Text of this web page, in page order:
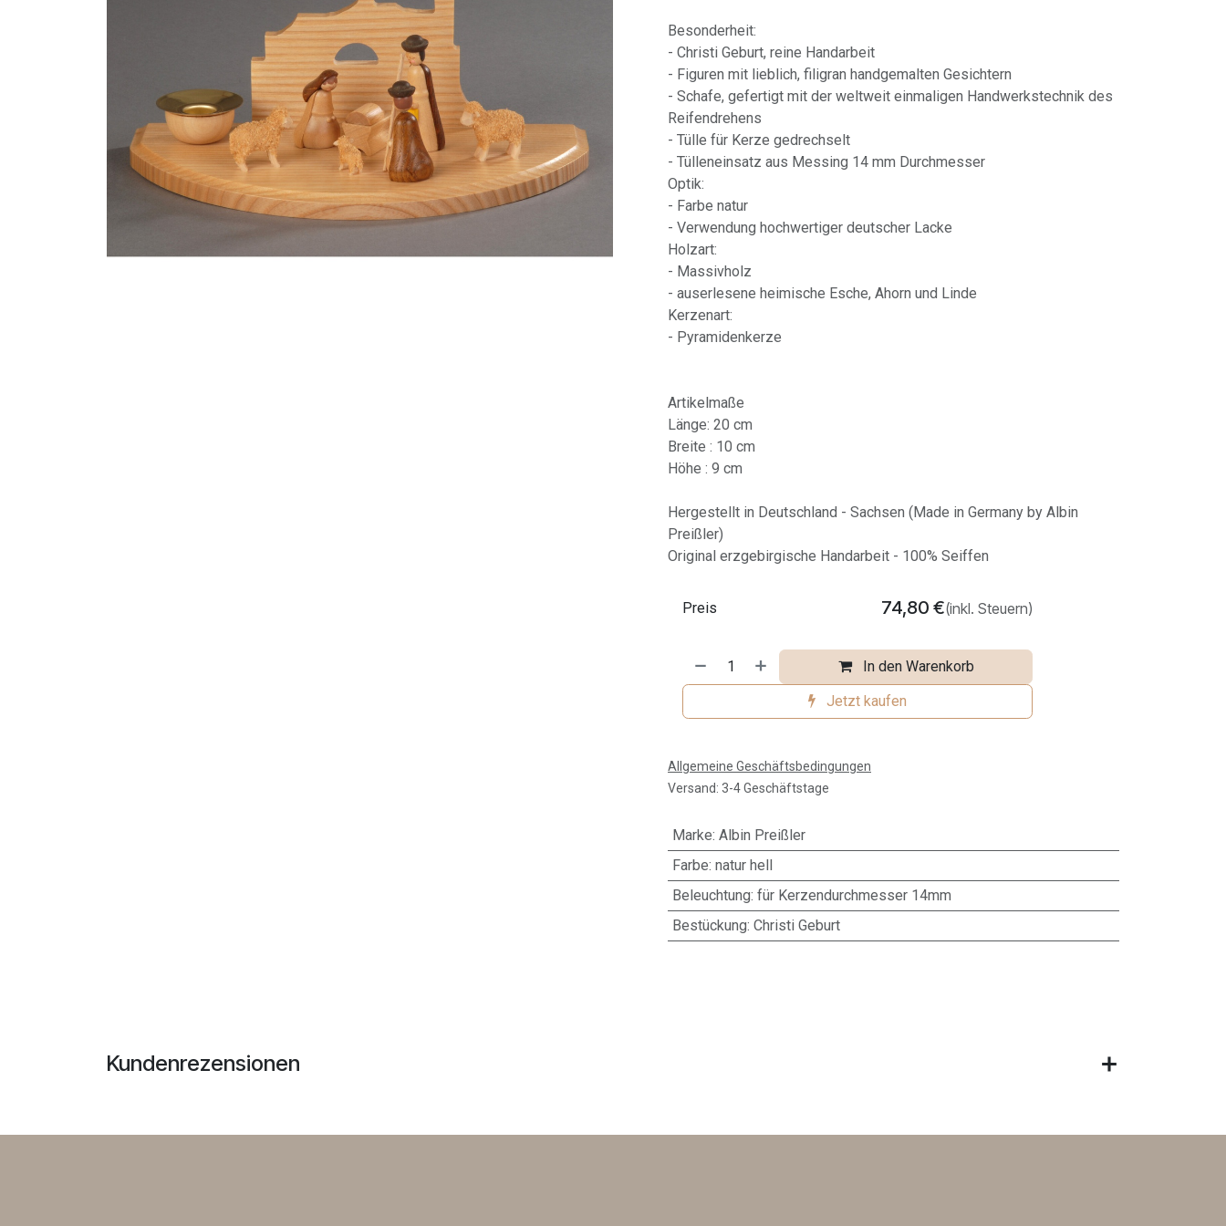
Besonderheit:
- Christi Geburt, reine Handarbeit
- Figuren mit lieblich, filigran handgemalten Gesichtern
- Schafe, gefertigt mit der weltweit einmaligen Handwerkstechnik des
Reifendrehens
- Tülle für Kerze gedrechselt
- Tülleneinsatz aus Messing 14 mm Durchmesser
Optik:
- Farbe natur
- Verwendung hochwertiger deutscher Lacke
Holzart:
- Massivholz
- auserlesene heimische Esche, Ahorn und Linde
Kerzenart:
- Pyramidenkerze
Artikelmaße
Länge: 20 cm
Breite : 10 cm
Höhe : 9 cm
Hergestellt in Deutschland - Sachsen (Made in Germany by Albin
Preißler)
Original erzgebirgische Handarbeit - 100% Seiffen
In den Warenkorb
Jetzt kaufen
Preis 74,80 €(inkl. Steuern)
Allgemeine Geschäftsbedingungen
Versand: 3-4 Geschäftstage
Marke: Albin Preißler
Farbe: natur hell
Beleuchtung: für Kerzendurchmesser 14mm
Bestückung: Christi Geburt
Kundenrezensionen